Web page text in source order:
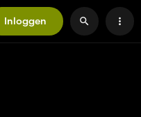
Inloggen